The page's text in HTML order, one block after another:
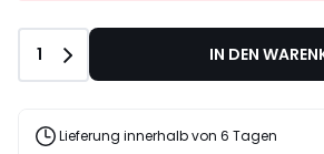
Code
LAST
Anzahl
1 IN DEN
Lieferung innerhalb von 6 Tagen